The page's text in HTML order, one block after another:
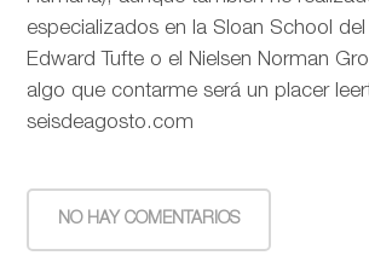
especializados en la Sloan School del
Edward Tufte o el Nielsen Norman
algo que contarme será un placer
seisdeagosto.com
NO HAY COMENTARIOS